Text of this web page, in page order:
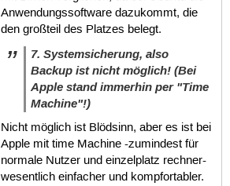
Anwendungssoftware dazukommt, die
den großteil des Platzes belegt.
7. Systemsicherung, also
Backup ist nicht möglich! (Bei
Apple stand immerhin per "Time
Machine"!)
Nicht möglich ist Blödsinn, aber es ist bei
Apple mit time Machine -zumindest für
normale Nutzer und einzelplatz rechner-
wesentlich einfacher und kompfortabler.